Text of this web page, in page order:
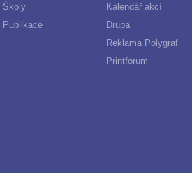
Školy
Publikace
Kalendář akcí
Drupa
Reklama Polygraf
Printforum